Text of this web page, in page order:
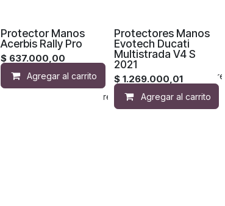
Agregar a la lista de deseos
Protector Manos
Acerbis Rally Pro
$ 637.000,00
Agregar al carrito Compara
Protectores Manos
Evotech Ducati
Multistrada V4 S
2021
$1.269.000,01
Agregar al carrito